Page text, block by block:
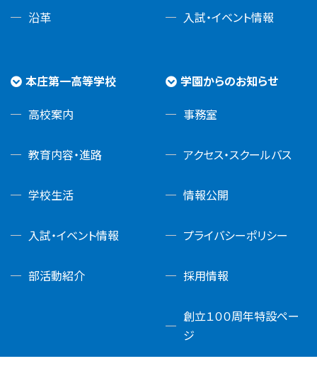
沿革 入試・イベント情報
本庄第一高等学校
高校案内
教育内容・進路
学校生活
入試・イベント情報
部活動紹介
学園からのお知らせ
事務室
アクセス・スクールバス
情報公開
プライバシーポリシー
採用情報
創立１００周年特設ペー
ジ